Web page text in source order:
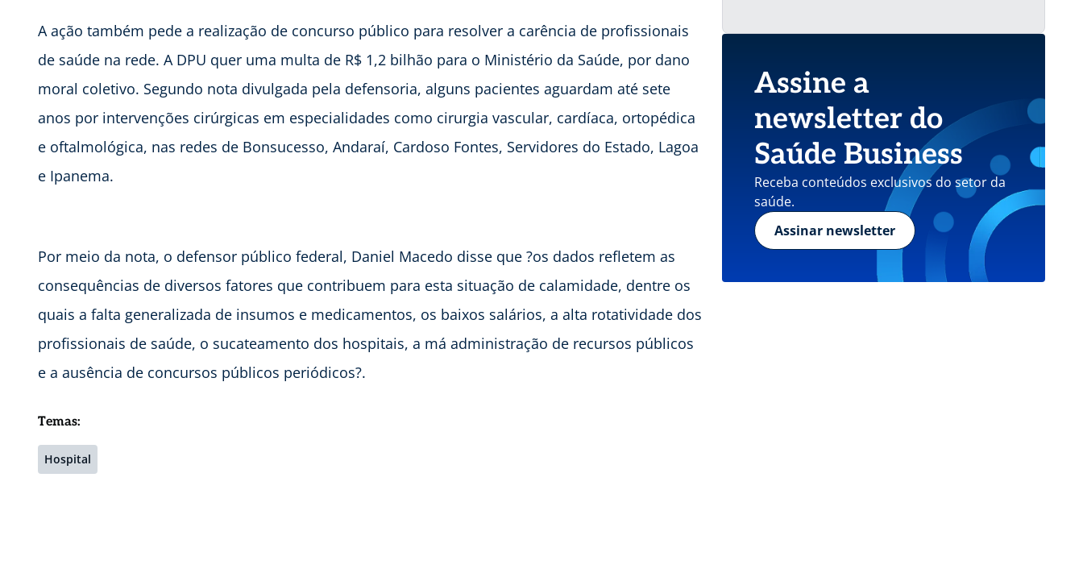
A ação também pede a realização de concurso público para resolver a carência de profissionais
de saúde na rede. A DPU quer uma multa de R$ 1,2 bilhão para o Ministério da Saúde, por dano
moral coletivo. Segundo nota divulgada pela defensoria, alguns pacientes aguardam até sete
anos por intervenções cirúrgicas em especialidades como cirurgia vascular, cardíaca, ortopédica
e oftalmológica, nas redes de Bonsucesso, Andaraí, Cardoso Fontes, Servidores do Estado, Lagoa
e Ipanema.
Por meio da nota, o defensor público federal, Daniel Macedo disse que ?os dados refletem as
consequências de diversos fatores que contribuem para esta situação de calamidade, dentre os
quais a falta generalizada de insumos e medicamentos, os baixos salários, a alta rotatividade dos
profissionais de saúde, o sucateamento dos hospitais, a má administração de recursos públicos
e a ausência de concursos públicos periódicos?.
Temas:
Hospital
Assine a
newsletter do
Saúde Business
Receba conteúdos exclusivos do setor da
saúde.
Assinar newsletter